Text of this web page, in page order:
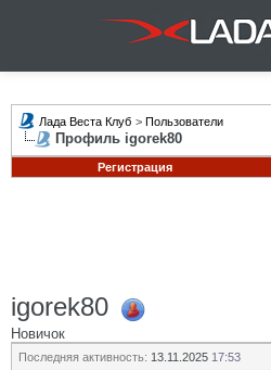
Лада Веста Клуб > Пользователи
Профиль igorek80
Регистрация
igorek80
Новичок
Последняя активность: 13.11.2025 17:53